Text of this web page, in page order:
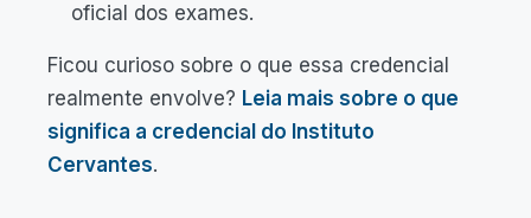
oficial dos exames.
Ficou curioso sobre o que essa credencial
realmente envolve? Leia mais sobre o que
significa a credencial do Instituto
Cervantes.